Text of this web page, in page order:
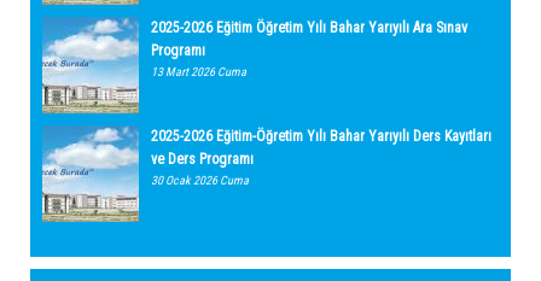
2025-2026 Eğitim Öğretim Yılı Bahar Yarıyılı Ara Sınav
Programı
13 Mart 2026 Cuma
2025-2026 Eğitim-Öğretim Yılı Bahar Yarıyılı Ders Kayıtları
ve Ders Programı
30 Ocak 2026 Cuma